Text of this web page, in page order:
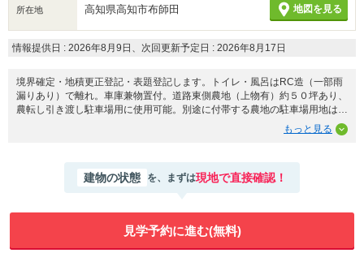
所在地 高知県高知市布師田 地図を見る
情報提供日 : 2026年8月9日、次回更新予定日 : 2026年8月17日
境界確定・地積更正登記・表題登記します。トイレ・風呂はRC造（一部雨
漏りあり）で離れ。車庫兼物置付。道路東側農地（上物有）約５０坪あり、
農転し引き渡し駐車場用に使用可能。別途に付帯する農地の駐車場用地は農
業振興除外・非農地証明取得済み、建物庭木等を撤去して引き渡します。母
屋の建物及び車庫は未登記のため登記して引き渡し。建物解体更地渡し相談
建物の状態 を、まずは現地で直接確認！
見学予約に進む(無料)